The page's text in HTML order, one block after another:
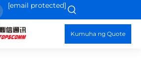
[email protected]
Kumuha ng Quote